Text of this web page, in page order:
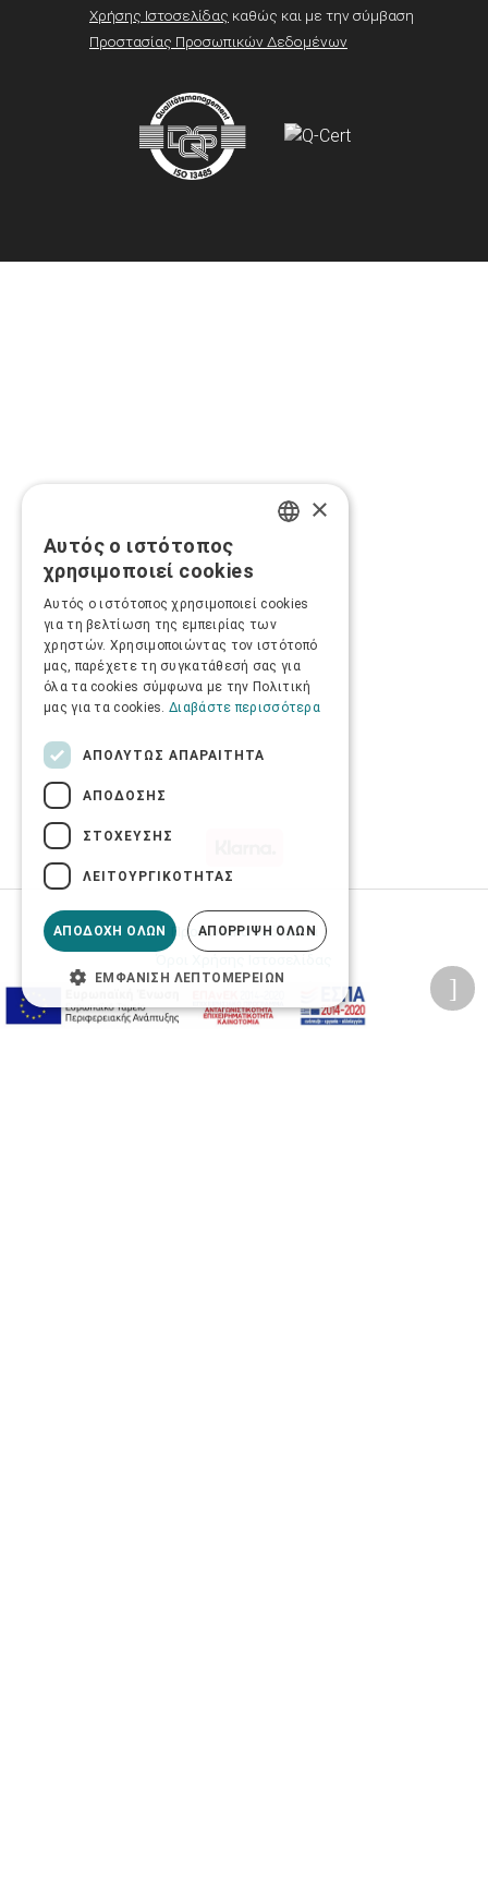
Χρήσης Ιστοσελίδας καθώς και με την σύμβαση
Προστασίας Προσωπικών Δεδομένων
Προσωπικά δεδομένα
Ασφάλεια συναλλαγών
Πολιτική Ασφάλειας Πληροφοριών
×
Αυτός ο ιστότοπος
χρησιμοποιεί cookies
Αυτός ο ιστότοπος χρησιμοποιεί cookies
για τη βελτίωση της εμπειρίας των
χρηστών. Χρησιμοποιώντας τον ιστότοπό
μας, παρέχετε τη συγκατάθεσή σας για
όλα τα cookies σύμφωνα με την Πολιτική
μας για τα cookies. Διαβάστε περισσότερα
ΑΠΟΛΎΤΩΣ ΑΠΑΡΑΊΤΗΤΑ
ΑΠΌΔΟΣΗΣ
ΣΤΌΧΕΥΣΗΣ
ΛΕΙΤΟΥΡΓΙΚΌΤΗΤΑΣ
ΑΠΟΔΟΧΉ ΌΛΩΝ ΑΠΌΡΡΙΨΗ ΌΛΩΝ
ΕΜΦΆΝΙΣΗ ΛΕΠΤΟΜΕΡΕΙΏΝ